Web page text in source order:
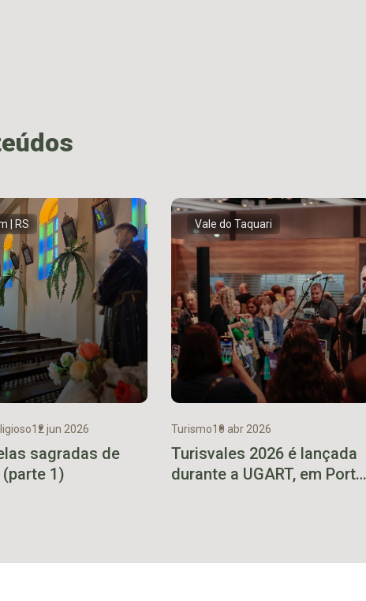
| RS
12 jun 2026
sagradas de
1)
Vale do Taquari
Turismo10 abr 2026
Turisvales 2026 é lançada
durante a UGART, em Porto